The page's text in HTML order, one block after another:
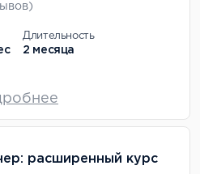
Длительность
2 месяца
расширенный курс